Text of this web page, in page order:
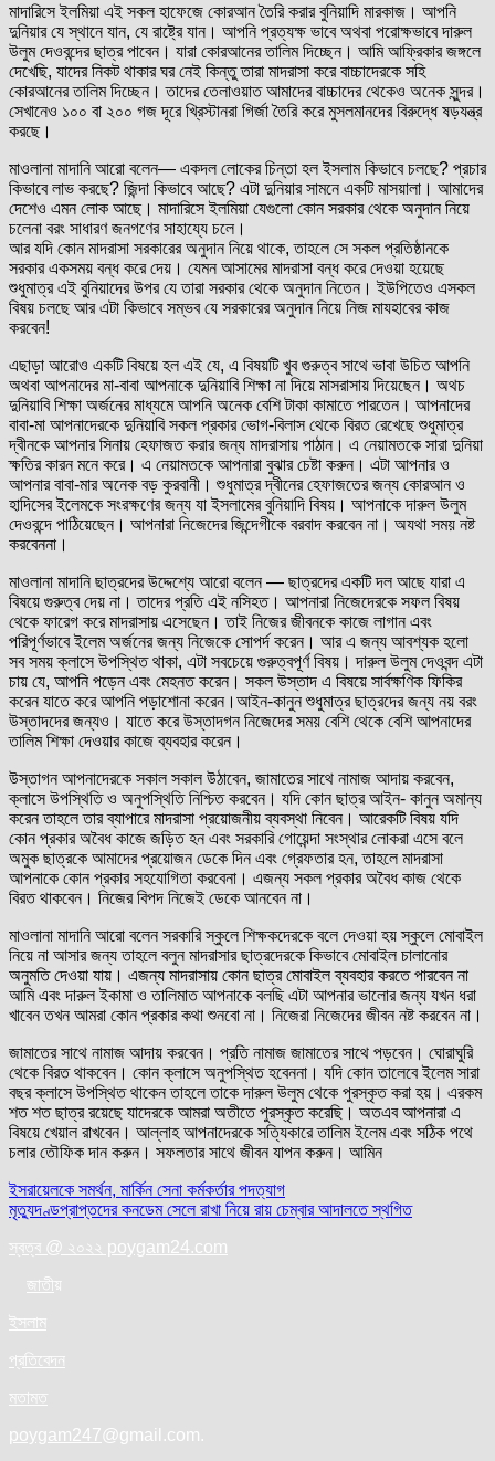
মাদারিসে ইলমিয়া এই সকল হাফেজে কোরআন তৈরি করার বুনিয়াদি মারকাজ। আপনি
দুনিয়ার যে স্থানে যান, যে রাষ্ট্রে যান। আপনি প্রত্যক্ষ ভাবে অথবা পরোক্ষভাবে দারুল
উলুম দেওবন্দের ছাত্র পাবেন। যারা কোরআনের তালিম দিচ্ছেন। আমি আফ্রিকার জঙ্গলে
দেখেছি, যাদের নিকট থাকার ঘর নেই কিন্তু তারা মাদরাসা করে বাচ্চাদেরকে সহি
কোরআনের তালিম দিচ্ছেন। তাদের তেলাওয়াত আমাদের বাচ্চাদের থেকেও অনেক সুন্দর।
সেখানেও ১০০ বা ২০০ গজ দূরে খ্রিস্টানরা গির্জা তৈরি করে মুসলমানদের বিরুদ্ধে ষড়যন্ত্র
করছে।
মাওলানা মাদানি আরো বলেন— একদল লোকের চিন্তা হল ইসলাম কিভাবে চলছে? প্রচার
কিভাবে লাভ করছে? জিন্দা কিভাবে আছে? এটা দুনিয়ার সামনে একটি মাসয়ালা। আমাদের
দেশেও এমন লোক আছে। মাদারিসে ইলমিয়া যেগুলো কোন সরকার থেকে অনুদান নিয়ে
চলেনা বরং সাধারণ জনগণের সাহায্যে চলে।
আর যদি কোন মাদরাসা সরকারের অনুদান নিয়ে থাকে, তাহলে সে সকল প্রতিষ্ঠানকে
সরকার একসময় বন্ধ করে দেয়। যেমন আসামের মাদরাসা বন্ধ করে দেওয়া হয়েছে
শুধুমাত্র এই বুনিয়াদের উপর যে তারা সরকার থেকে অনুদান নিতেন। ইউপিতেও এসকল
বিষয় চলছে আর এটা কিভাবে সম্ভব যে সরকারের অনুদান নিয়ে নিজ মাযহাবের কাজ
করবেন!
এছাড়া আরোও একটি বিষয়ে হল এই যে, এ বিষয়টি খুব গুরুত্ব সাথে ভাবা উচিত আপনি
অথবা আপনাদের মা-বাবা আপনাকে দুনিয়াবি শিক্ষা না দিয়ে মাসরাসায় দিয়েছেন। অথচ
দুনিয়াবি শিক্ষা অর্জনের মাধ্যমে আপনি অনেক বেশি টাকা কামাতে পারতেন। আপনাদের
বাবা-মা আপনাদেরকে দুনিয়াবি সকল প্রকার ভোগ-বিলাস থেকে বিরত রেখেছে শুধুমাত্র
দ্বীনকে আপনার সিনায় হেফাজত করার জন্য মাদরাসায় পাঠান। এ নেয়ামতকে সারা দুনিয়া
ক্ষতির কারন মনে করে। এ নেয়ামতকে আপনারা বুঝার চেষ্টা করুন। এটা আপনার ও
আপনার বাবা-মার অনেক বড় কুরবানী। শুধুমাত্র দ্বীনের হেফাজতের জন্য কোরআন ও
হাদিসের ইলেমকে সংরক্ষণের জন্য যা ইসলামের বুনিয়াদি বিষয়। আপনাকে দারুল উলুম
দেওবন্দে পাঠিয়েছেন। আপনারা নিজেদের জিন্দেগীকে বরবাদ করবেন না। অযথা সময় নষ্ট
করবেননা।
মাওলানা মাদানি ছাত্রদের উদ্দেশ্যে আরো বলেন — ছাত্রদের একটি দল আছে যারা এ
বিষয়ে গুরুত্ব দেয় না। তাদের প্রতি এই নসিহত। আপনারা নিজেদেরকে সফল বিষয়
থেকে ফারেগ করে মাদরাসায় এসেছেন। তাই নিজের জীবনকে কাজে লাগান এবং
পরিপূর্ণভাবে ইলেম অর্জনের জন্য নিজেকে সোপর্দ করেন। আর এ জন্য আবশ্যক হলো
সব সময় ক্লাসে উপস্থিত থাকা, এটা সবচেয়ে গুরুত্বপূর্ণ বিষয়। দারুল উলুম দেওবন্দ এটা
চায় যে, আপনি পড়েন এবং মেহনত করেন। সকল উস্তাদ এ বিষয়ে সার্বক্ষণিক ফিকির
করেন যাতে করে আপনি পড়াশোনা করেন।আইন-কানুন শুধুমাত্র ছাত্রদের জন্য নয় বরং
উস্তাদদের জন্যও। যাতে করে উস্তাদগন নিজেদের সময় বেশি থেকে বেশি আপনাদের
তালিম শিক্ষা দেওয়ার কাজে ব্যবহার করেন।
উস্তাগন আপনাদেরকে সকাল সকাল উঠাবেন, জামাতের সাথে নামাজ আদায় করবেন,
ক্লাসে উপস্থিতি ও অনুপস্থিতি নিশ্চিত করবেন। যদি কোন ছাত্র আইন- কানুন অমান্য
করেন তাহলে তার ব্যাপারে মাদরাসা প্রয়োজনীয় ব্যবস্থা নিবেন। আরেকটি বিষয় যদি
কোন প্রকার অবৈধ কাজে জড়িত হন এবং সরকারি গোয়েন্দা সংস্থার লোকরা এসে বলে
অমুক ছাত্রকে আমাদের প্রয়োজন ডেকে দিন এবং গ্রেফতার হন, তাহলে মাদরাসা
আপনাকে কোন প্রকার সহযোগিতা করবেনা। এজন্য সকল প্রকার অবৈধ কাজ থেকে
বিরত থাকবেন। নিজের বিপদ নিজেই ডেকে আনবেন না।
মাওলানা মাদানি আরো বলেন সরকারি স্কুলে শিক্ষকদেরকে বলে দেওয়া হয় স্কুলে মোবাইল
নিয়ে না আসার জন্য তাহলে বলুন মাদরাসার ছাত্রদেরকে কিভাবে মোবাইল চালানোর
অনুমতি দেওয়া যায়। এজন্য মাদরাসায় কোন ছাত্র মোবাইল ব্যবহার করতে পারবেন না
আমি এবং দারুল ইকামা ও তালিমাত আপনাকে বলছি এটা আপনার ভালোর জন্য যখন ধরা
খাবেন তখন আমরা কোন প্রকার কথা শুনবো না। নিজেরা নিজেদের জীবন নষ্ট করবেন না।
জামাতের সাথে নামাজ আদায় করবেন। প্রতি নামাজ জামাতের সাথে পড়বেন। ঘোরাঘুরি
থেকে বিরত থাকবেন। কোন ক্লাসে অনুপস্থিত হবেননা। যদি কোন তালেবে ইলেম সারা
বছর ক্লাসে উপস্থিত থাকেন তাহলে তাকে দারুল উলুম থেকে পুরস্কৃত করা হয়। এরকম
শত শত ছাত্র রয়েছে যাদেরকে আমরা অতীতে পুরস্কৃত করেছি। অতএব আপনারা এ
বিষয়ে খেয়াল রাখবেন। আল্লাহ আপনাদেরকে সত্যিকারে তালিম ইলেম এবং সঠিক পথে
চলার তৌফিক দান করুন। সফলতার সাথে জীবন যাপন করুন। আমিন
Post
navigation
ইসরায়েলকে সমর্থন, মার্কিন সেনা কর্মকর্তার পদত্যাগ
মৃত্যুদণ্ডপ্রাপ্তদের কনডেম সেলে রাখা নিয়ে রায় চেম্বার আদালতে স্থগিত
স্বত্ব @ ২০২২ poygam24.com
জাতীয়
ইসলাম
প্রতিবেদন
মতামত
poygam247@gmail.com.